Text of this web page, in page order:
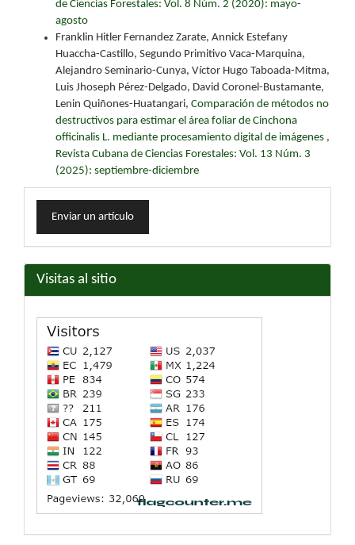
de Ciencias Forestales: Vol. 8 Núm. 2 (2020): mayo-
agosto
Franklin Hitler Fernandez Zarate, Annick Estefany
Huaccha-Castillo, Segundo Primitivo Vaca-Marquina,
Alejandro Seminario-Cunya, Víctor Hugo Taboada-Mitma,
Luis Jhoseph Pérez-Delgado, David Coronel-Bustamante,
Lenin Quiñones-Huatangari, Comparación de métodos no
destructivos para estimar el área foliar de Cinchona
officinalis L. mediante procesamiento digital de imágenes ,
Revista Cubana de Ciencias Forestales: Vol. 13 Núm. 3
(2025): septiembre-diciembre
Enviar
unEnviar un artículo
Visitas al sitio